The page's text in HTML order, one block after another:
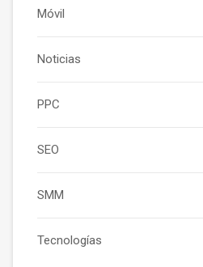
Móvil
Noticias
PPC
SEO
SMM
Tecnologías